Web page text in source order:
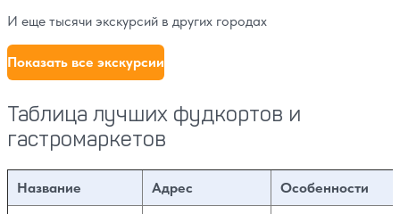
И еще тысячи экскурсий в других городах
Показать все экскурсии
Таблица лучших фудкортов и
гастромаркетов
Название Адрес Особенности